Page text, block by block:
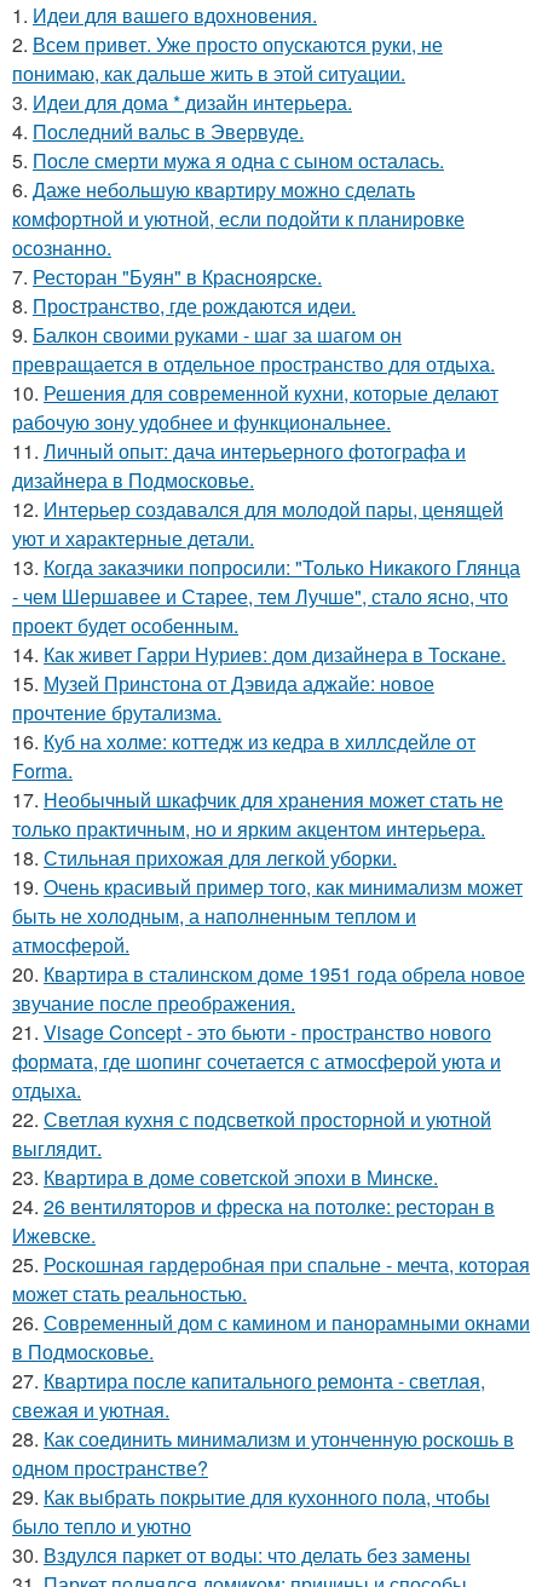
1. Идеи для вашего вдохновения.
2. Всем привет. Уже просто опускаются руки, не
понимаю, как дальше жить в этой ситуации.
3. Идеи для дома * дизайн интерьера.
4. Последний вальс в Эвервуде.
5. После смерти мужа я одна с сыном осталась.
6. Даже небольшую квартиру можно сделать
комфортной и уютной, если подойти к планировке
осознанно.
7. Ресторан "Буян" в Красноярске.
8. Пространство, где рождаются идеи.
9. Балкон своими руками - шаг за шагом он
превращается в отдельное пространство для отдыха.
10. Решения для современной кухни, которые делают
рабочую зону удобнее и функциональнее.
11. Личный опыт: дача интерьерного фотографа и
дизайнера в Подмосковье.
12. Интерьер создавался для молодой пары, ценящей
уют и характерные детали.
13. Когда заказчики попросили: "Только Никакого Глянца
- чем Шершавее и Старее, тем Лучше", стало ясно, что
проект будет особенным.
14. Как живет Гарри Нуриев: дом дизайнера в Тоскане.
15. Музей Принстона от Дэвида аджайе: новое
прочтение брутализма.
16. Куб на холме: коттедж из кедра в хиллсдейле от
Forma.
17. Необычный шкафчик для хранения может стать не
только практичным, но и ярким акцентом интерьера.
18. Стильная прихожая для легкой уборки.
19. Очень красивый пример того, как минимализм может
быть не холодным, а наполненным теплом и
атмосферой.
20. Квартира в сталинском доме 1951 года обрела новое
звучание после преображения.
21. Visage Concept - это бьюти - пространство нового
формата, где шопинг сочетается с атмосферой уюта и
отдыха.
22. Светлая кухня с подсветкой просторной и уютной
выглядит.
23. Квартира в доме советской эпохи в Минске.
24. 26 вентиляторов и фреска на потолке: ресторан в
Ижевске.
25. Роскошная гардеробная при спальне - мечта, которая
может стать реальностью.
26. Современный дом с камином и панорамными окнами
в Подмосковье.
27. Квартира после капитального ремонта - светлая,
свежая и уютная.
28. Как соединить минимализм и утонченную роскошь в
одном пространстве?
29. Как выбрать покрытие для кухонного пола, чтобы
было тепло и уютно
30. Вздулся паркет от воды: что делать без замены